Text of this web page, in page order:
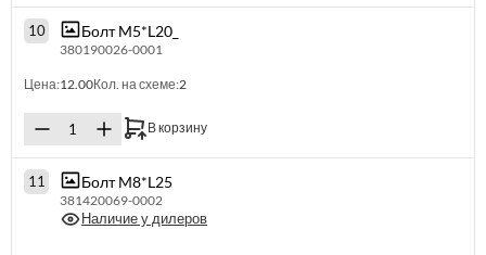
10 Болт M5*L20_
380190026-0001
Цена:12.00Кол. на схеме:2
В корзину
11 Болт M8*L25
381420069-0002
Наличие у дилеров